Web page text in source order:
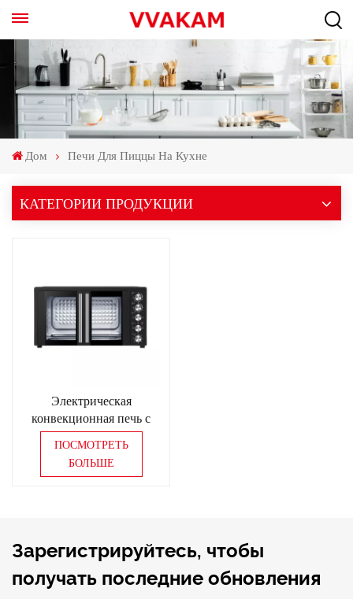
Дом Печи Для Пиццы На Кухне
КАТЕГОРИИ ПРОДУКЦИИ
Электрическая
конвекционная печь с
двойной дверью, печь
для выпечки пиццы
ПОСМОТРЕТЬ
БОЛЬШЕ
Зарегистрируйтесь, чтобы
получать последние обновления